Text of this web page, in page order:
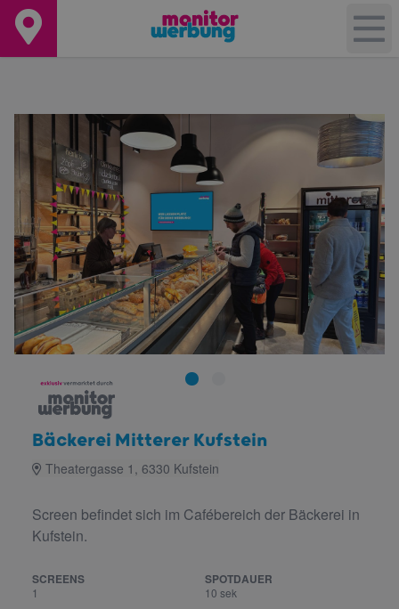
−
Leaflet © OpenStreetMapcontributors
Bäckerei Mitterer Kufstein
Theatergasse 1, 6330 Kufstein
Screen befindet sich im Cafébereich der Bäckerei in
Kufstein.
SCREENS
1
SPOTDAUER
10 sek